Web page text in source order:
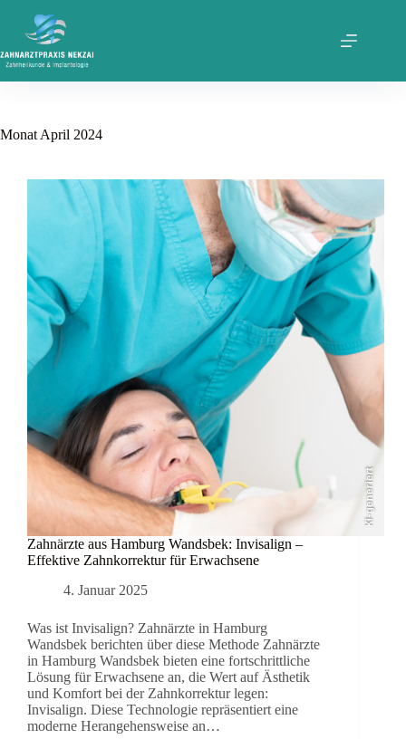
springen
Monat April 2024
KI-generiert
Zahnärzte aus Hamburg Wandsbek: Invisalign –
Effektive Zahnkorrektur für Erwachsene
4. Januar 2025
Was ist Invisalign? Zahnärzte in Hamburg
Wandsbek berichten über diese Methode Zahnärzte
in Hamburg Wandsbek bieten eine fortschrittliche
Lösung für Erwachsene an, die Wert auf Ästhetik
und Komfort bei der Zahnkorrektur legen:
Invisalign. Diese Technologie repräsentiert eine
moderne Herangehensweise an…